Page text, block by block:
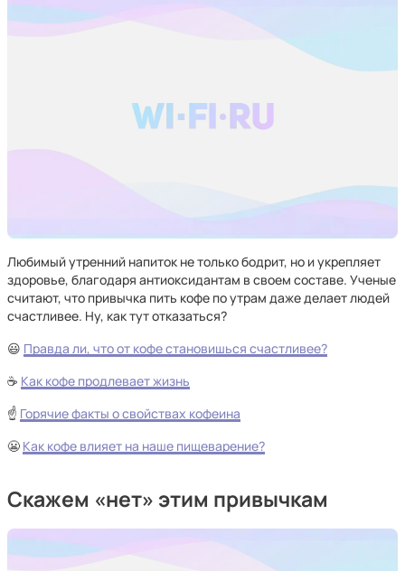
Любимый утренний напиток не только бодрит, но и укрепляет
здоровье, благодаря антиоксидантам в своем составе. Ученые
считают, что привычка пить кофе по утрам даже делает людей
счастливее. Ну, как тут отказаться?
😃 Правда ли, что от кофе становишься счастливее?
☕ Как кофе продлевает жизнь
☝️ Горячие факты о свойствах кофеина
😬 Как кофе влияет на наше пищеварение?
Скажем «нет» этим привычкам